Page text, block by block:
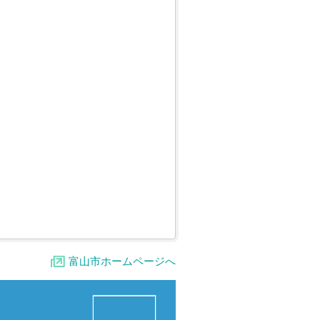
富山市ホームページへ